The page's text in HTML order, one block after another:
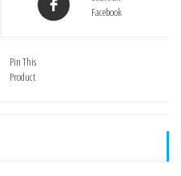
Facebook
Pin This
Product